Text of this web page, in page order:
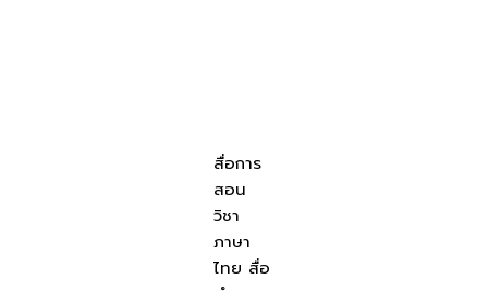
สื่อการ
สอน
วิชา
ภาษา
ไทย สื่อ